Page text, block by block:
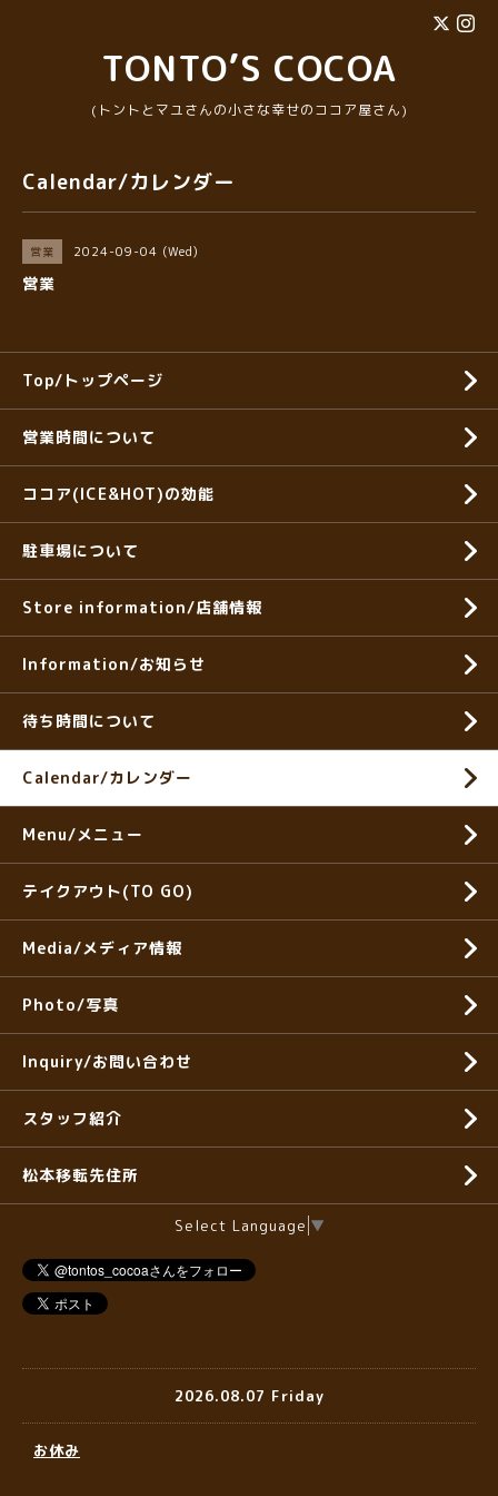
TONTO’S COCOA
(トントとマユさんの小さな幸せのココア屋さん)
Calendar/カレンダー
営業 2024-09-04 (Wed)
営業
Top/トップページ
営業時間について
ココア(ICE&HOT)の効能
駐車場について
Store information/店舗情報
Information/お知らせ
待ち時間について
Calendar/カレンダー
Menu/メニュー
テイクアウト(TO GO)
Media/メディア情報
Photo/写真
Inquiry/お問い合わせ
スタッフ紹介
松本移転先住所
Select Language ▼
2026.08.07 Friday
お休み